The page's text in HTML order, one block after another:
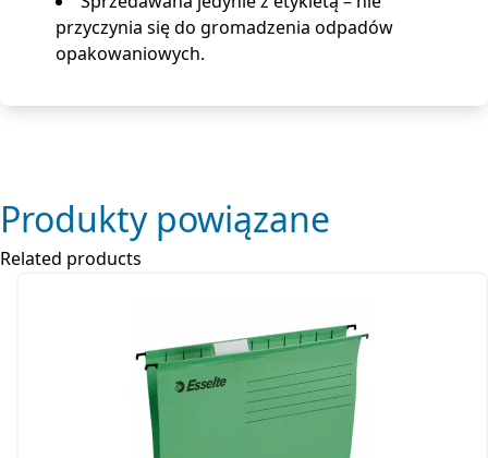
przyczynia się do gromadzenia odpadów
opakowaniowych.
Produkty powiązane
Related products